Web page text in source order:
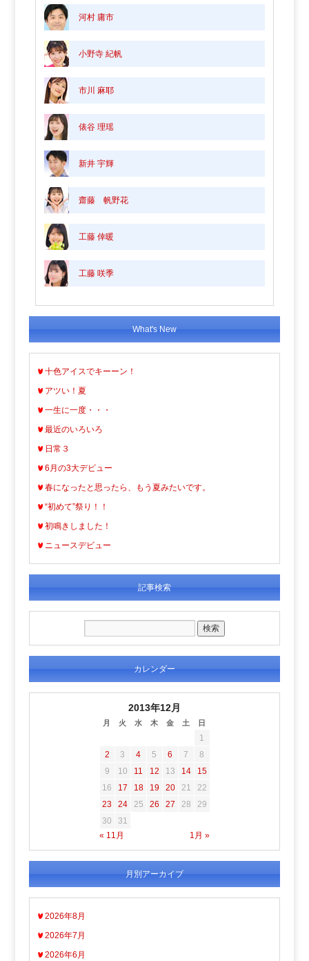
河村 庸市
小野寺 紀帆
市川 麻耶
俵谷 理瑶
新井 宇輝
齋藤 帆野花
工藤 倖暖
工藤 咲季
What's New
十色アイスでキーーン！
アツい！夏
一生に一度・・・
最近のいろいろ
日常３
6月の3大デビュー
春になったと思ったら、もう夏みたいです。
“初めて”祭り！！
初鳴きしました！
ニュースデビュー
記事検索
カレンダー
2013年12月
月 火 水 木 金 土 日
« 11月 1月 »
1
2
3 4 5 6 7
8
9
10 11 12 13 14
15
16
17 18 19 20 21
22
23
24 25 26 27 28
29
30
31
月別アーカイブ
2026年8月
2026年7月
2026年6月